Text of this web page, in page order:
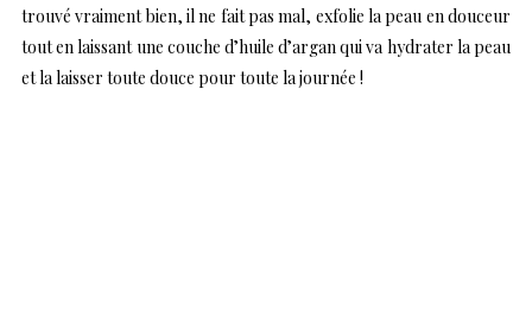
trouvé vraiment bien, il ne fait pas mal, exfolie la peau en douceur
tout en laissant une couche d’huile d’argan qui va hydrater la peau
et la laisser toute douce pour toute la journée !